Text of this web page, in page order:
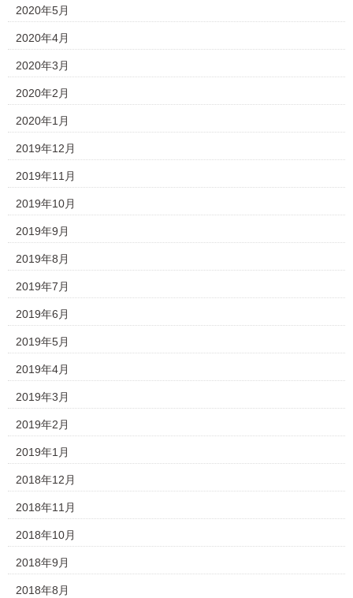
2020年5月
2020年4月
2020年3月
2020年2月
2020年1月
2019年12月
2019年11月
2019年10月
2019年9月
2019年8月
2019年7月
2019年6月
2019年5月
2019年4月
2019年3月
2019年2月
2019年1月
2018年12月
2018年11月
2018年10月
2018年9月
2018年8月